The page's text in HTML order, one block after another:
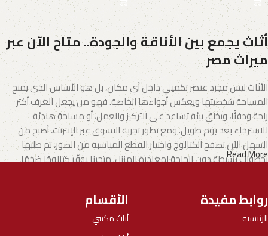
أثاث يجمع بين الأناقة والجودة.. متاح الآن عبر
ميراث مصر
الأثاث ليس مجرد عنصر تكميلي داخل أي مكان، بل هو الأساس الذي يمنح
المساحة شخصيتها ويعكس أجواءها الخاصة. فهو من يجعل الغرف أكثر
راحة ودفئًا، ويخلق بيئة تساعد على التركيز والعمل، أو مساحة هادئة
للاسترخاء بعد يوم طويل. ومع تطور تجربة التسوق عبر الإنترنت، أصبح من
السهل الآن تصفح الكتالوج واختيار القطع المناسبة من الصور، ثم طلبها
بخطوات بسيطة دون الحاجة لمغادرة المنزل. متجرنا يوفّر كتالوجًا ضخمًا
الأثاث.. فن يجمع بين الإبداع والجودة
Read More
روابط مفيدة
الرئيسية
الأقسام
أثاث مكتبي